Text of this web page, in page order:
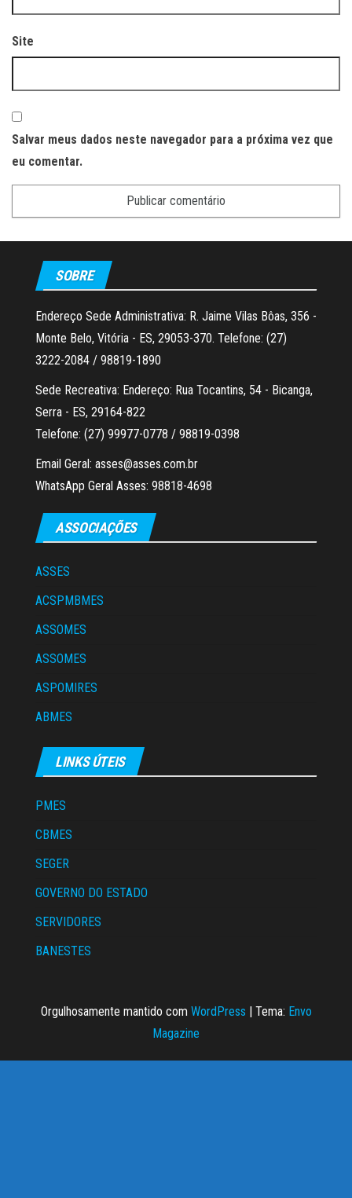
Site
Salvar meus dados neste navegador para a próxima vez que
eu comentar.
SOBRE
Endereço Sede Administrativa: R. Jaime Vilas Bôas, 356 -
Monte Belo, Vitória - ES, 29053-370. Telefone: (27)
3222-2084 / 98819-1890
Sede Recreativa: Endereço: Rua Tocantins, 54 - Bicanga,
Serra - ES, 29164-822
Telefone: (27) 99977-0778 / 98819-0398
Email Geral: asses@asses.com.br
WhatsApp Geral Asses: 98818-4698
ASSOCIAÇÕES
ASSES
ACSPMBMES
ASSOMES
ASSOMES
ASPOMIRES
ABMES
LINKS ÚTEIS
PMES
CBMES
SEGER
GOVERNO DO ESTADO
SERVIDORES
BANESTES
Orgulhosamente mantido com WordPress Tema: Envo
Magazine